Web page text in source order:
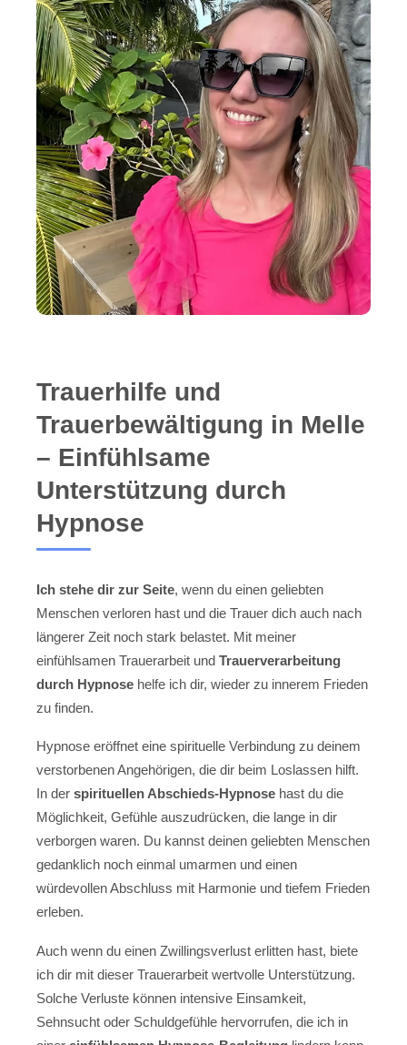
Trauerhilfe und
Trauerbewältigung in Melle
– Einfühlsame
Unterstützung durch
Hypnose
Ich stehe dir zur Seite, wenn du einen geliebten
Menschen verloren hast und die Trauer dich auch nach
längerer Zeit noch stark belastet. Mit meiner
einfühlsamen Trauerarbeit und Trauerverarbeitung
durch Hypnose helfe ich dir, wieder zu innerem Frieden
zu finden.
Hypnose eröffnet eine spirituelle Verbindung zu deinem
verstorbenen Angehörigen, die dir beim Loslassen hilft.
In der spirituellen Abschieds-Hypnose hast du die
Möglichkeit, Gefühle auszudrücken, die lange in dir
verborgen waren. Du kannst deinen geliebten Menschen
gedanklich noch einmal umarmen und einen
würdevollen Abschluss mit Harmonie und tiefem Frieden
erleben.
Auch wenn du einen Zwillingsverlust erlitten hast, biete
ich dir mit dieser Trauerarbeit wertvolle Unterstützung.
Solche Verluste können intensive Einsamkeit,
Sehnsucht oder Schuldgefühle hervorrufen, die ich in